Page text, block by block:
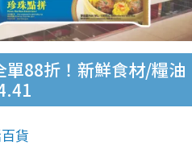
單88折！新鮮食材/糧油
貨